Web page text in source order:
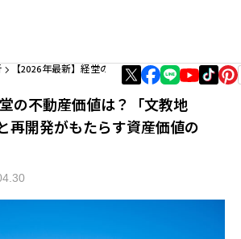
エリア資産分析
購入・リノベガイド
【2026年最新】経堂の不動産価値は？「文教地区
の不動産価値は？「文教地
再開発がもたらす資産価値の